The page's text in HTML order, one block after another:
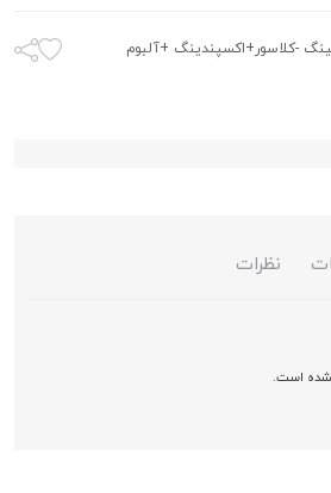
-کلاسور+اکسپندینگ +آلبوم
نظرات
است.